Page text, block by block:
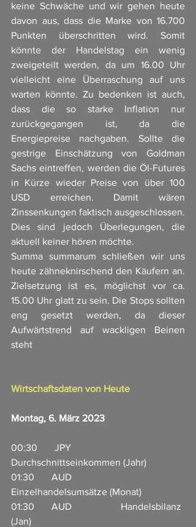
keine Schwäche und wir gehen heute
davon aus, dass die Marke von 16.700
Punkten überschritten wird. Somit
könnte der Handelstag ein wenig
zweigeteilt werden, da um 16.00 Uhr
vielleicht eine Überraschung auf uns
warten könnte. Zu bedenken ist auch,
dass die so starke Inflation nur
zurückgegangen ist, da die
Energiepreise nachgaben. Sollte die
gestrige Einschätzung von Goldman
Sachs eintreffen, werden die Öl-Futures
in Kürze wieder Preise von über 100
USD erreichen. Damit wären
Zinssenkungen faktisch ausgeschlossen.
Dies sind jedoch Überlegungen, die
aktuell keiner hören möchte.
Summa summarum schließen wir uns
heute zähneknirschend den Käufern an.
Zielsetzung ist es, möglichst vor ca.
15.00 Uhr glatt zu sein. Die Stops sollten
eng gesetzt werden, da dieser
Aufwärtstrend auf wackligen Beinen
steht
Wirtschaftsdaten von Heute
Montag, 6. März 2023
00:30       JPY
Durchschnittseinkommen (Jahr)
01:30       AUD
Einzelhandelsumsätze (Monat)
01:30       AUD                    Handelsbilanz
(Jan)